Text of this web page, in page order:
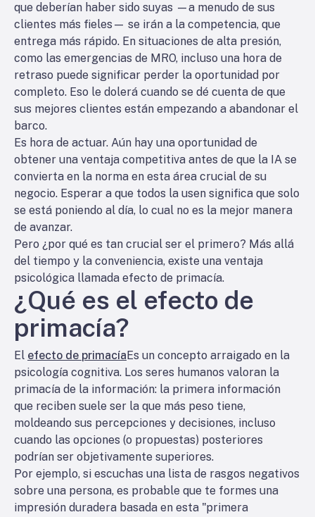
que deberían haber sido suyas —a menudo de sus
clientes más fieles— se irán a la competencia, que
entrega más rápido. En situaciones de alta presión,
como las emergencias de MRO, incluso una hora de
retraso puede significar perder la oportunidad por
completo. Eso le dolerá cuando se dé cuenta de que
sus mejores clientes están empezando a abandonar el
barco.
Es hora de actuar. Aún hay una oportunidad de
obtener una ventaja competitiva antes de que la IA se
convierta en la norma en esta área crucial de su
negocio. Esperar a que todos la usen significa que solo
se está poniendo al día, lo cual no es la mejor manera
de avanzar.
Pero ¿por qué es tan crucial ser el primero? Más allá
del tiempo y la conveniencia, existe una ventaja
psicológica llamada efecto de primacía.
¿Qué es el efecto de
primacía?
El efecto de primacíaEs un concepto arraigado en la
psicología cognitiva. Los seres humanos valoran la
primacía de la información: la primera información
que reciben suele ser la que más peso tiene,
moldeando sus percepciones y decisiones, incluso
cuando las opciones (o propuestas) posteriores
podrían ser objetivamente superiores.
Por ejemplo, si escuchas una lista de rasgos negativos
sobre una persona, es probable que te formes una
impresión duradera basada en esta "primera